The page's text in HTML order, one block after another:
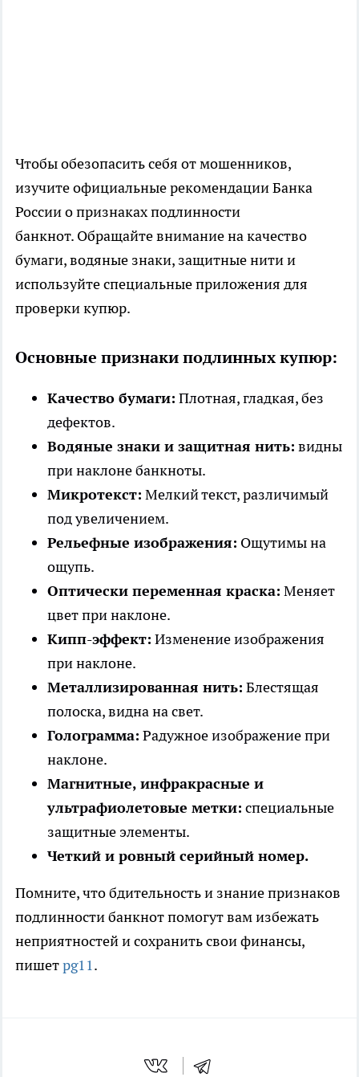
Чтобы обезопасить себя от мошенников,
изучите официальные рекомендации Банка
России о признаках подлинности
банкнот. Обращайте внимание на качество
бумаги, водяные знаки, защитные нити и
используйте специальные приложения для
проверки купюр.
Основные признаки подлинных купюр:
Качество бумаги: Плотная, гладкая, без
дефектов.
Водяные знаки и защитная нить: видны
при наклоне банкноты.
Микротекст: Мелкий текст, различимый
под увеличением.
Рельефные изображения: Ощутимы на
ощупь.
Оптически переменная краска: Меняет
цвет при наклоне.
Кипп-эффект: Изменение изображения
при наклоне.
Металлизированная нить: Блестящая
полоска, видна на свет.
Голограмма: Радужное изображение при
наклоне.
Магнитные, инфракрасные и
ультрафиолетовые метки: специальные
защитные элементы.
Четкий и ровный серийный номер.
Помните, что бдительность и знание признаков
подлинности банкнот помогут вам избежать
неприятностей и сохранить свои финансы,
пишетpg11.